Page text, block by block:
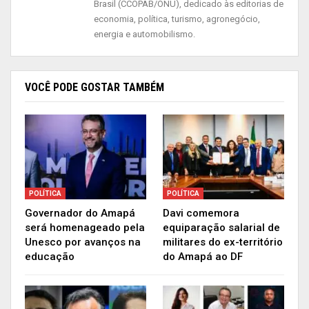
O texto aprovado simplifica as exigências para a
“resguarda os direitos adquiridos dos
beneficiários de títulos expedidos pela União, sem
registros cartoriais”.
Na justificativa do governo para edição da MP, a
regularização fundiária é uma forma de exercer
maior controle sobre a região e coibir os recentes
episódios de incêndios na área da Amazônia
Legal, que repercutiram negativamente na
comunidade internacional e trouxeram prejuízos
para o país, especialmente no comércio exterior e
Os parlamentares contrários argumentam que a
Brasil (CCOPAB/ONU), dedicado às editorias de
economia, política, turismo, agronegócio,
energia e automobilismo.
VOCÊ PODE GOSTAR TAMBÉM
POLÍTICA
Governador do Amapá
será homenageado pela
Unesco por avanços na
educação
POLÍTICA
Davi comemora
equiparação salarial de
militares do ex-território
do Amapá ao DF